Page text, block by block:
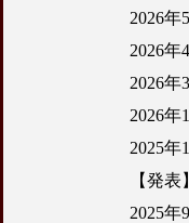
2026年
2026年
2026年
2026年
2025年
【発
2025年